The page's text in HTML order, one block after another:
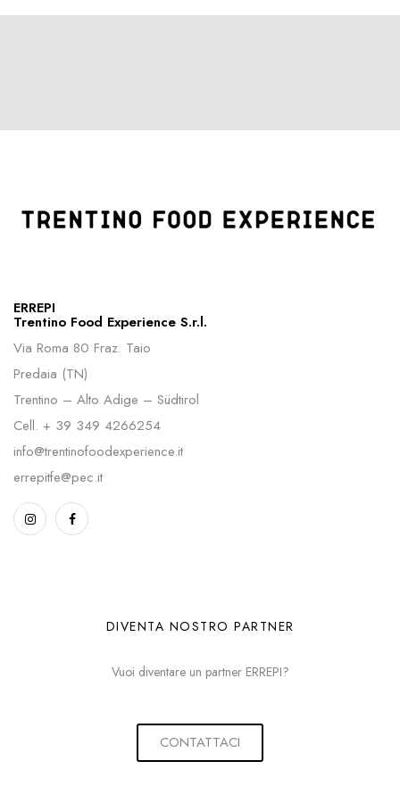
ERREPI
Trentino Food Experience S.r.l.
Via Roma 80 Fraz. Taio
Predaia (TN)
Trentino – Alto Adige – Südtirol
Cell. + 39 349 4266254
info@trentinofoodexperience.it
errepitfe@pec.it
DIVENTA NOSTRO PARTNER
Vuoi diventare un partner ERREPI?
CONTATTACI